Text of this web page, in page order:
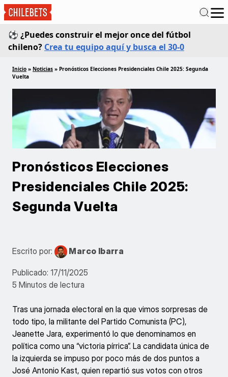
⚽ ¿Puedes construir el mejor once del fútbol
chileno? Crea tu equipo aquí y busca el 30-0
Inicio » Noticias » Pronósticos Elecciones Presidenciales Chile 2025: Segunda
Vuelta
Pronósticos Elecciones
Presidenciales Chile 2025:
Segunda Vuelta
Escrito por: Marco Ibarra
Publicado: 17/11/2025
5 Minutos de lectura
Tras una jornada electoral en la que vimos sorpresas de
todo tipo, la militante del Partido Comunista (PC),
Jeanette Jara, experimentó lo que denominamos en
política como una “victoria pírrica”. La candidata única de
la izquierda se impuso por poco más de dos puntos a
José Antonio Kast, quien repartió sus votos con otros